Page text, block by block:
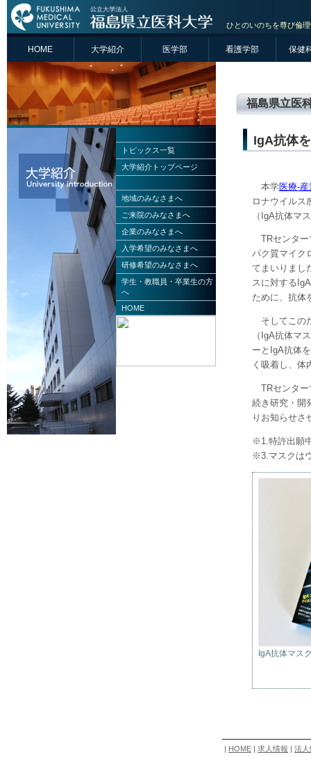
ひとのいのちを尊び倫
HOME 大学紹介 医学部 看護学部 保健
トピックス一覧
大学紹介トップページ
地域のみなさまへ
ご来院のみなさまへ
企業のみなさまへ
入学希望のみなさまへ
研修希望のみなさまへ
学生・教職員・卒業生の方
へ
HOME
福島県立医
IgA抗体
本学医療-産
ロナウイルス
（IgA抗体マ
TRセンタ
パク質マイク
てまいりまし
スに対する
ために、抗体
そしてこの
（IgA抗体マ
ーとIgA抗体
く吸着し、体
TRセンタ
続き研究・開
りお知らせさ
※1.特許出願
※3.マスクは
IgA抗体マス
| HOME | 求人情報 | 法人